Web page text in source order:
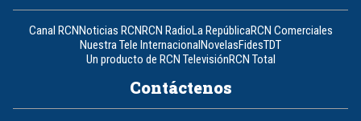
Canal RCNNoticias RCNRCN RadioLa RepúblicaRCN Comerciales
Nuestra Tele InternacionalNovelasFidesTDT
Un producto de RCN TelevisiónRCN Total
Contáctenos